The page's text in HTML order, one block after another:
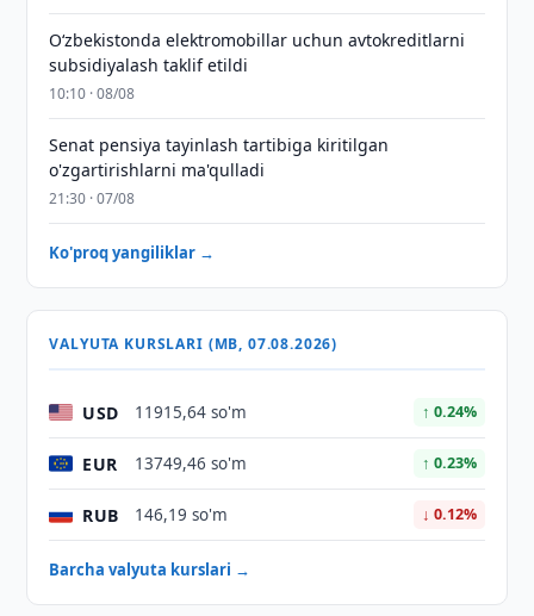
O‘zbekistonda elektromobillar uchun avtokreditlarni
subsidiyalash taklif etildi
10:10 · 08/08
Senat pensiya tayinlash tartibiga kiritilgan
o'zgartirishlarni ma'qulladi
21:30 · 07/08
Ko'proq yangiliklar →
VALYUTA KURSLARI (MB, 07.08.2026)
USD 11915,64 so'm ↑ 0.24%
EUR 13749,46 so'm ↑ 0.23%
RUB 146,19 so'm ↓ 0.12%
Barcha valyuta kurslari →